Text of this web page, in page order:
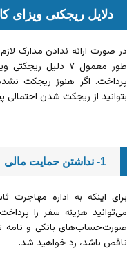
دلایل ریجکتی ویزای
در صورت ارائه‌ ندادن مدارک
طور معمول ۷ دلیل
پرداخت. اگر هنوز ریجکت
بتوانید از ریجکت شدن احتمالی
1- نداشتن حمایت مالی
برای اینکه به اداره
می‌توانید هزینه سفر را
صورت‌حساب‌های بانکی و نامه
ناقص باشد، رد خواهید شد.